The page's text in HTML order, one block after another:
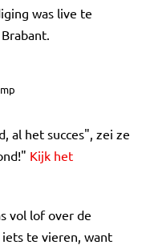
was live te
al het succes", zei ze
Kijk het
vol lof over de
iets te vieren, want